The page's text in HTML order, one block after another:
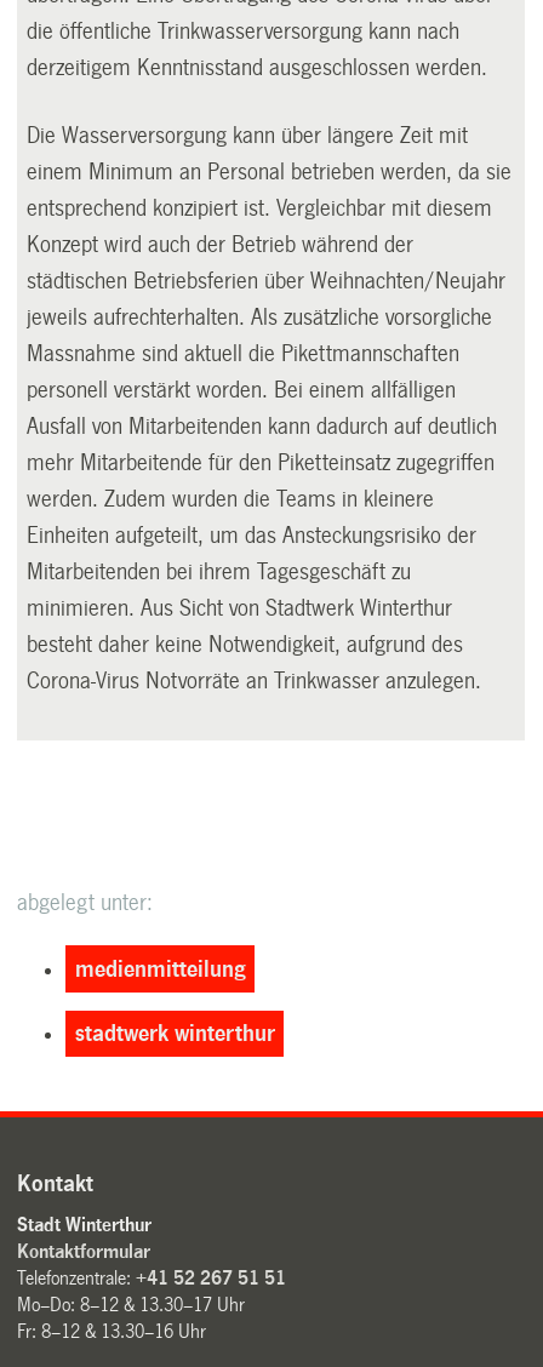
die öffentliche Trinkwasserversorgung kann nach
derzeitigem Kenntnisstand ausgeschlossen werden.
Die Wasserversorgung kann über längere Zeit mit
einem Minimum an Personal betrieben werden, da sie
entsprechend konzipiert ist. Vergleichbar mit diesem
Konzept wird auch der Betrieb während der
städtischen Betriebsferien über Weihnachten/Neujahr
jeweils aufrechterhalten. Als zusätzliche vorsorgliche
Massnahme sind aktuell die Pikettmannschaften
personell verstärkt worden. Bei einem allfälligen
Ausfall von Mitarbeitenden kann dadurch auf deutlich
mehr Mitarbeitende für den Piketteinsatz zugegriffen
werden. Zudem wurden die Teams in kleinere
Einheiten aufgeteilt, um das Ansteckungsrisiko der
Mitarbeitenden bei ihrem Tagesgeschäft zu
minimieren. Aus Sicht von Stadtwerk Winterthur
besteht daher keine Notwendigkeit, aufgrund des
Corona-Virus Notvorräte an Trinkwasser anzulegen.
abgelegt unter:
medienmitteilung
stadtwerk winterthur
Kontakt
Stadt Winterthur
Kontaktformular
Telefonzentrale:+41 52 267 51 51
Mo–Do: 8–12 & 13.30–17 Uhr
Fr: 8–12 & 13.30–16 Uhr